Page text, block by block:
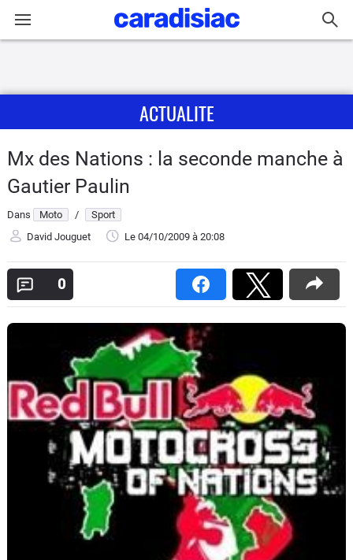
Actu
Essais
Equipement
Avis
125
Marques
Services
ACTUALITE
Mx des Nations : la seconde manche à
Gautier Paulin
Dans Moto /
Sport
David Jouguet
Le 04/10/2009 à 20:08
0